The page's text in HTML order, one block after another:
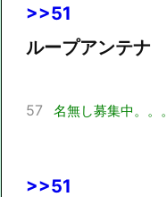
>>51
ループアンテナ
57 名無し募集中。。。
>>51